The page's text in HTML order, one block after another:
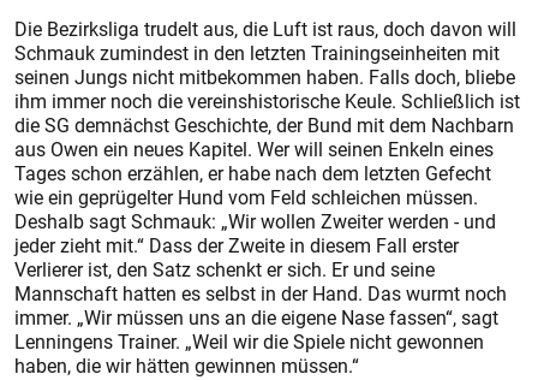
Die Bezirksliga trudelt aus, die Luft ist raus, doch davon will
Schmauk zumindest in den letzten Trainingseinheiten mit
seinen Jungs nicht mitbekommen haben. Falls doch, bliebe
ihm immer noch die vereinshistorische Keule. Schließlich ist
die SG demnächst Geschichte, der Bund mit dem Nachbarn
aus Owen ein neues Kapitel. Wer will seinen Enkeln eines
Tages schon erzählen, er habe nach dem letzten Gefecht
wie ein geprügelter Hund vom Feld schleichen müssen.
Deshalb sagt Schmauk: „Wir wollen Zweiter werden - und
jeder zieht mit.“ Dass der Zweite in diesem Fall erster
Verlierer ist, den Satz schenkt er sich. Er und seine
Mannschaft hatten es selbst in der Hand. Das wurmt noch
immer. „Wir müssen uns an die eigene Nase fassen“, sagt
Lenningens Trainer. „Weil wir die Spiele nicht gewonnen
haben, die wir hätten gewinnen müssen.“